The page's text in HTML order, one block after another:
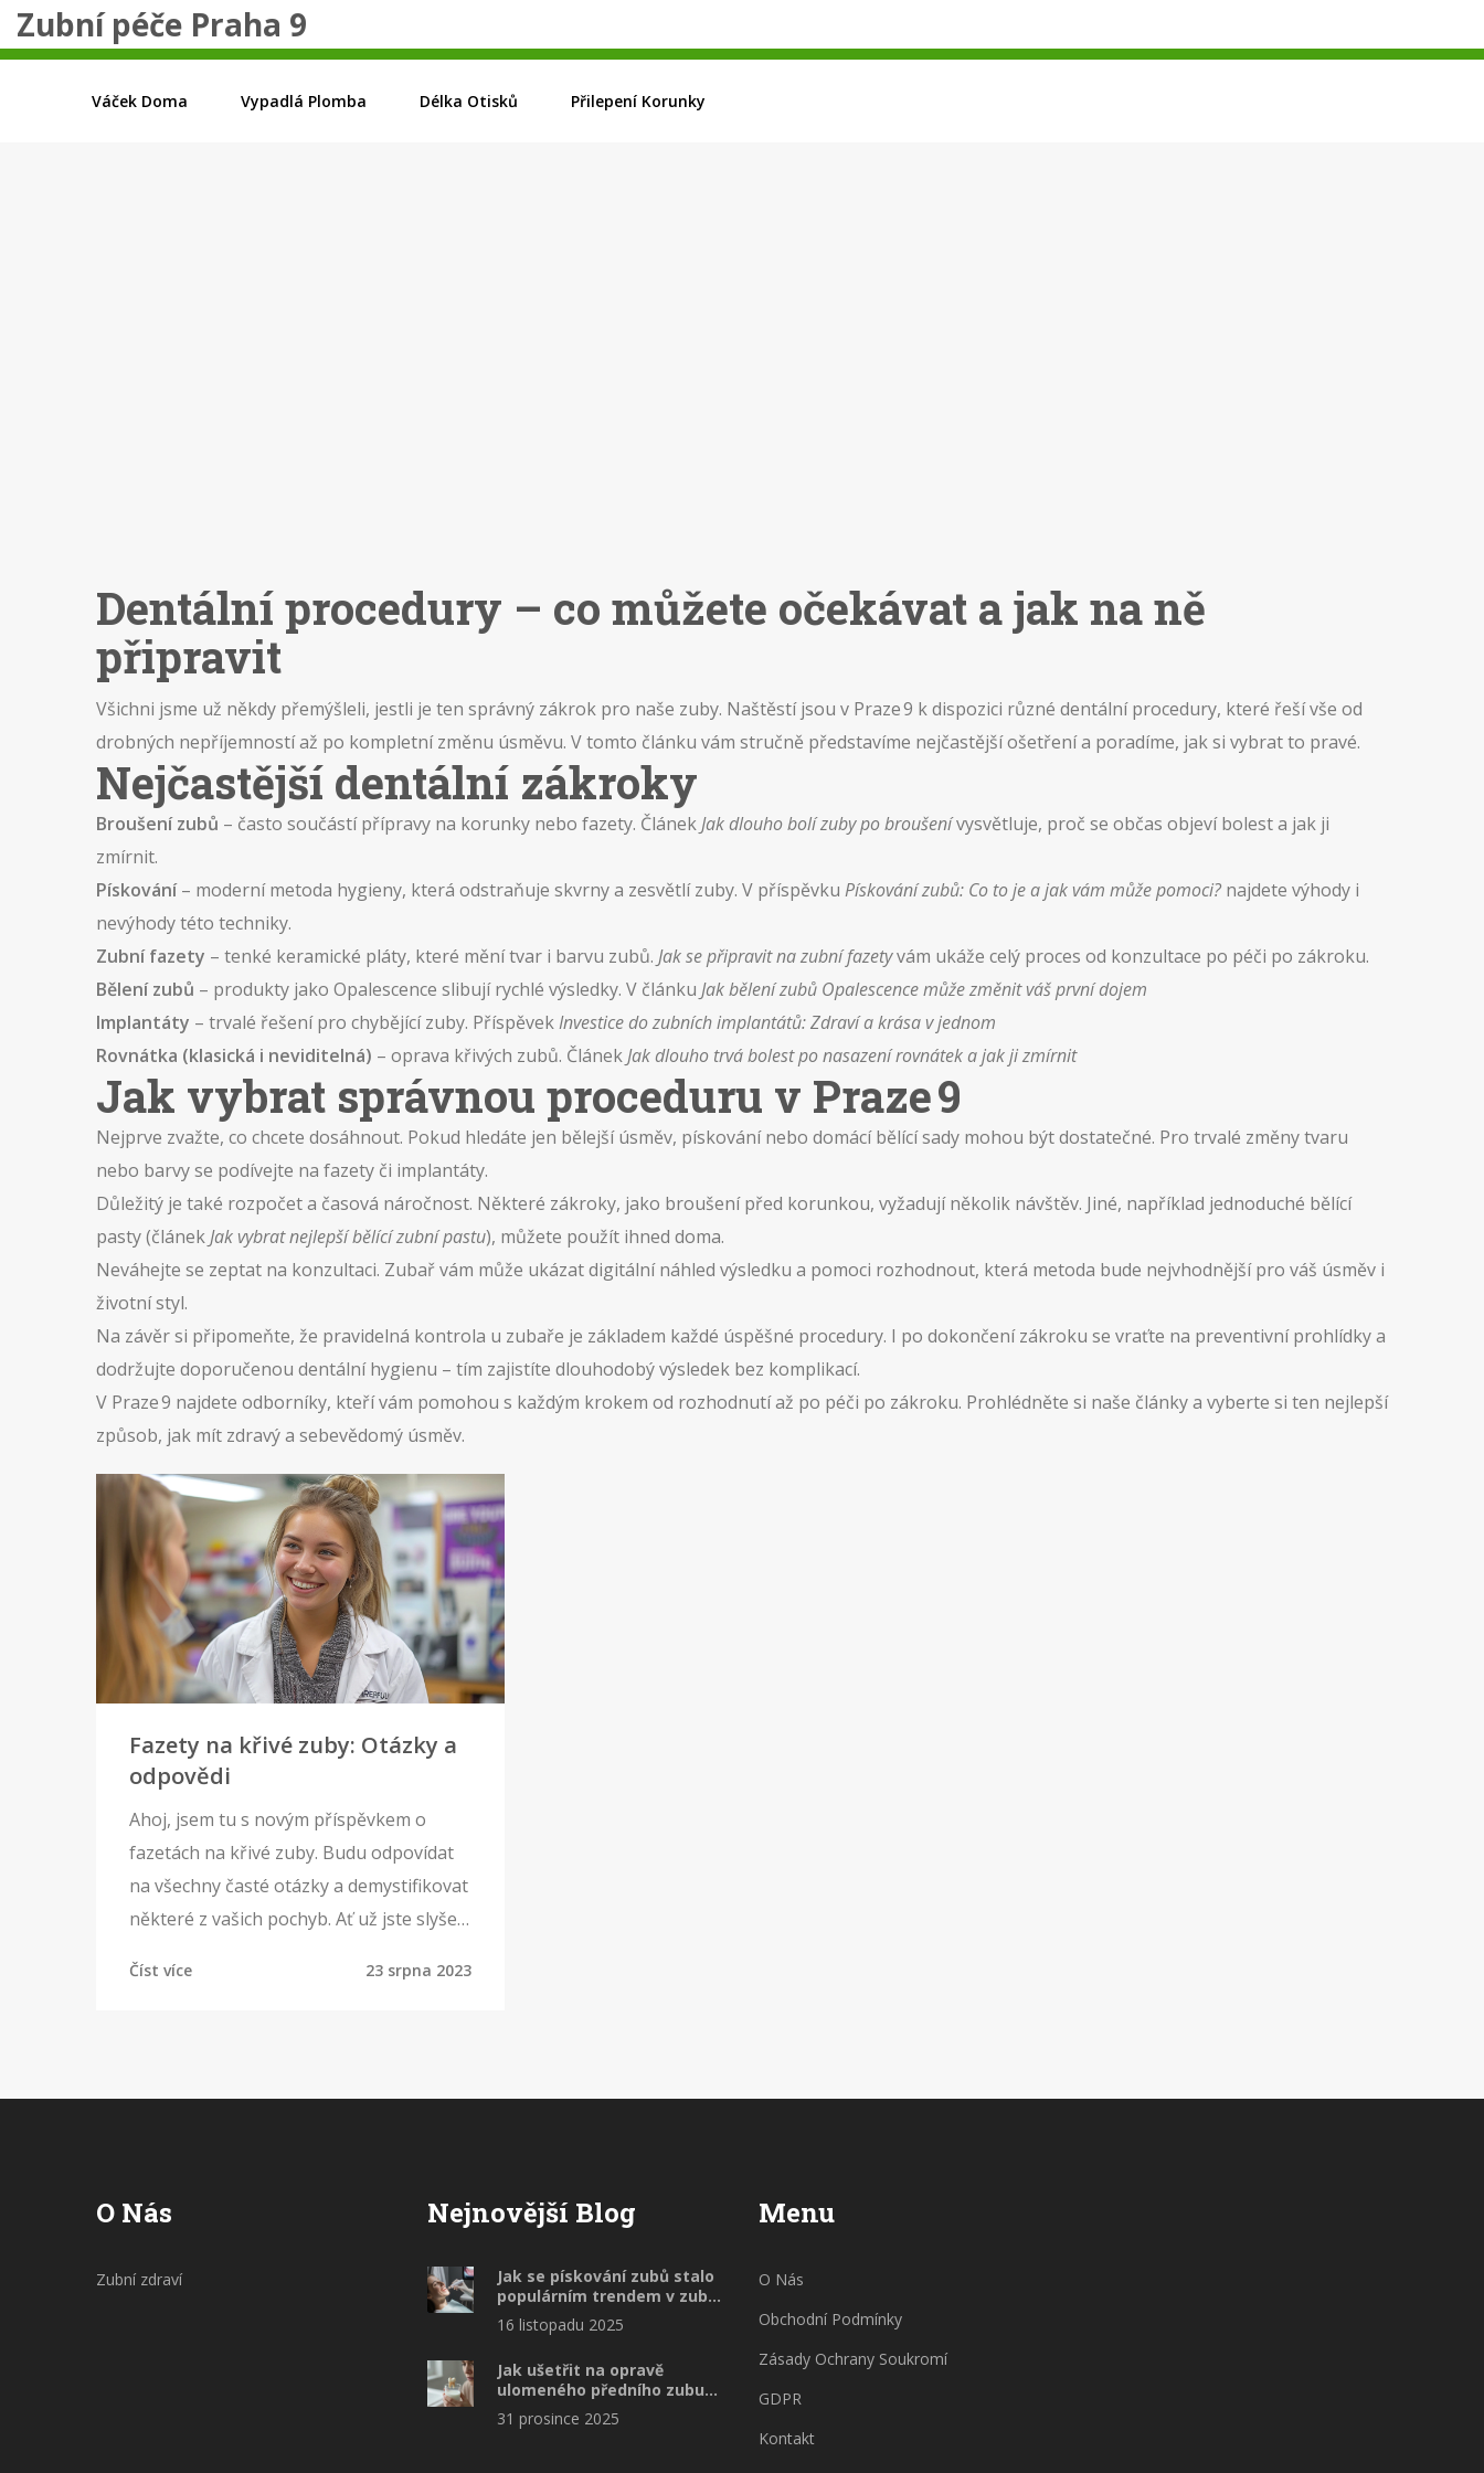
Zubní péče Praha 9
Váček Doma Vypadlá Plomba Délka Otisků Přilepení Korunky
Dentální procedury – co můžete očekávat a jak na ně
připravit
Všichni jsme už někdy přemýšleli, jestli je ten správný zákrok pro naše zuby. Naštěstí jsou v Praze 9 k dispozici různé dentální procedury, které řeší vše od
drobných nepříjemností až po kompletní změnu úsměvu. V tomto článku vám stručně představíme nejčastější ošetření a poradíme, jak si vybrat to pravé.
Nejčastější dentální zákroky
Broušení zubů – často součástí přípravy na korunky nebo fazety. ČlánekJak dlouho bolí zuby po broušenívysvětluje, proč se občas objeví bolest a jak ji
zmírnit.
Pískování– moderní metoda hygieny, která odstraňuje skvrny a zesvětlí zuby. V příspěvku Pískování zubů: Co to je a jak vám může pomoci?najdete výhody i
nevýhody této techniky.
Zubní fazety – tenké keramické pláty, které mění tvar i barvu zubů. Jak se připravit na zubní fazetyvám ukáže celý proces od konzultace po péči po zákroku.
Bělení zubů – produkty jako Opalescence slibují rychlé výsledky. V článku Jak bělení zubů Opalescence může změnit váš první dojem
Implantáty – trvalé řešení pro chybějící zuby. PříspěvekInvestice do zubních implantátů: Zdraví a krása v jednom
Rovnátka (klasická i neviditelná) – oprava křivých zubů. ČlánekJak dlouho trvá bolest po nasazení rovnátek a jak ji zmírnit
Jak vybrat správnou proceduru v Praze 9
Nejprve zvažte, co chcete dosáhnout. Pokud hledáte jen bělejší úsměv, pískování nebo domácí bělící sady mohou být dostatečné. Pro trvalé změny tvaru
nebo barvy se podívejte na fazety či implantáty.
Důležitý je také rozpočet a časová náročnost. Některé zákroky, jako broušení před korunkou, vyžadují několik návštěv. Jiné, například jednoduché bělící
pasty (článekJak vybrat nejlepší bělící zubní pastu), můžete použít ihned doma.
Neváhejte se zeptat na konzultaci. Zubař vám může ukázat digitální náhled výsledku a pomoci rozhodnout, která metoda bude nejvhodnější pro váš úsměv i
životní styl.
Na závěr si připomeňte, že pravidelná kontrola u zubaře je základem každé úspěšné procedury. I po dokončení zákroku se vraťte na preventivní prohlídky a
dodržujte doporučenou dentální hygienu – tím zajistíte dlouhodobý výsledek bez komplikací.
V Praze 9 najdete odborníky, kteří vám pomohou s každým krokem od rozhodnutí až po péči po zákroku. Prohlédněte si naše články a vyberte si ten nejlepší
způsob, jak mít zdravý a sebevědomý úsměv.
Fazety na křivé zuby: Otázky a
odpovědi
Ahoj, jsem tu s novým příspěvkem o
fazetách na křivé zuby. Budu odpovídat
na všechny časté otázky a demystifikovat
některé z vašich pochyb. Ať už jste slyšeli
jistý, že najdete v tomto článku něco
Číst více 23 srpna 2023
O Nás
Zubní zdraví
Nejnovější Blog
Jak se pískování zubů stalo
populárním trendem v zubní
péči
16 listopadu 2025
Jak ušetřit na opravě
ulomeného předního zubu
bez kompromisů na kvalitě
31 prosince 2025
Menu
O Nás
Obchodní Podmínky
Zásady Ochrany Soukromí
GDPR
Kontakt